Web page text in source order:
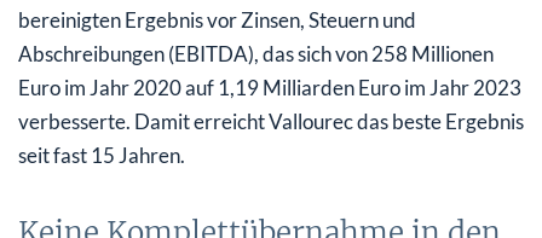
bereinigten Ergebnis vor Zinsen, Steuern und
Abschreibungen (EBITDA), das sich von 258 Millionen
Euro im Jahr 2020 auf 1,19 Milliarden Euro im Jahr 2023
verbesserte. Damit erreicht Vallourec das beste Ergebnis
seit fast 15 Jahren.